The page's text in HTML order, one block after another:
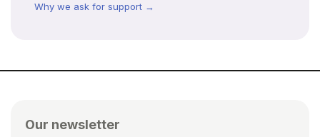
Why we ask for support →
Our newsletter